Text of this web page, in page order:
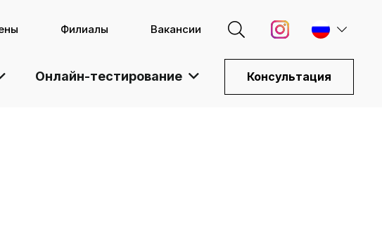
Филиалы Вакансии
Онлайн-тестирование Консультация